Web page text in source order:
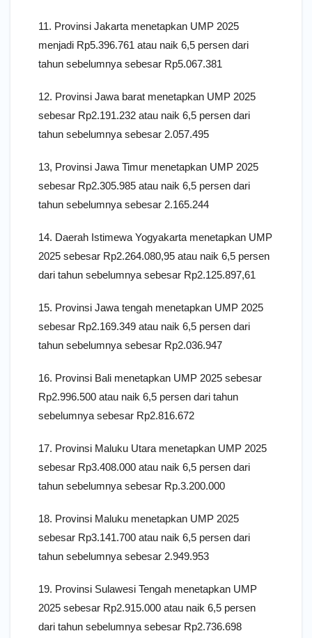
11. Provinsi Jakarta menetapkan UMP 2025
menjadi Rp5.396.761 atau naik 6,5 persen dari
tahun sebelumnya sebesar Rp5.067.381
12. Provinsi Jawa barat menetapkan UMP 2025
sebesar Rp2.191.232 atau naik 6,5 persen dari
tahun sebelumnya sebesar 2.057.495
13, Provinsi Jawa Timur menetapkan UMP 2025
sebesar Rp2.305.985 atau naik 6,5 persen dari
tahun sebelumnya sebesar 2.165.244
14. Daerah Istimewa Yogyakarta menetapkan UMP
2025 sebesar Rp2.264.080,95 atau naik 6,5 persen
dari tahun sebelumnya sebesar Rp2.125.897,61
15. Provinsi Jawa tengah menetapkan UMP 2025
sebesar Rp2.169.349 atau naik 6,5 persen dari
tahun sebelumnya sebesar Rp2.036.947
16. Provinsi Bali menetapkan UMP 2025 sebesar
Rp2.996.500 atau naik 6,5 persen dari tahun
sebelumnya sebesar Rp2.816.672
17. Provinsi Maluku Utara menetapkan UMP 2025
sebesar Rp3.408.000 atau naik 6,5 persen dari
tahun sebelumnya sebesar Rp.3.200.000
18. Provinsi Maluku menetapkan UMP 2025
sebesar Rp3.141.700 atau naik 6,5 persen dari
tahun sebelumnya sebesar 2.949.953
19. Provinsi Sulawesi Tengah menetapkan UMP
2025 sebesar Rp2.915.000 atau naik 6,5 persen
dari tahun sebelumnya sebesar Rp2.736.698